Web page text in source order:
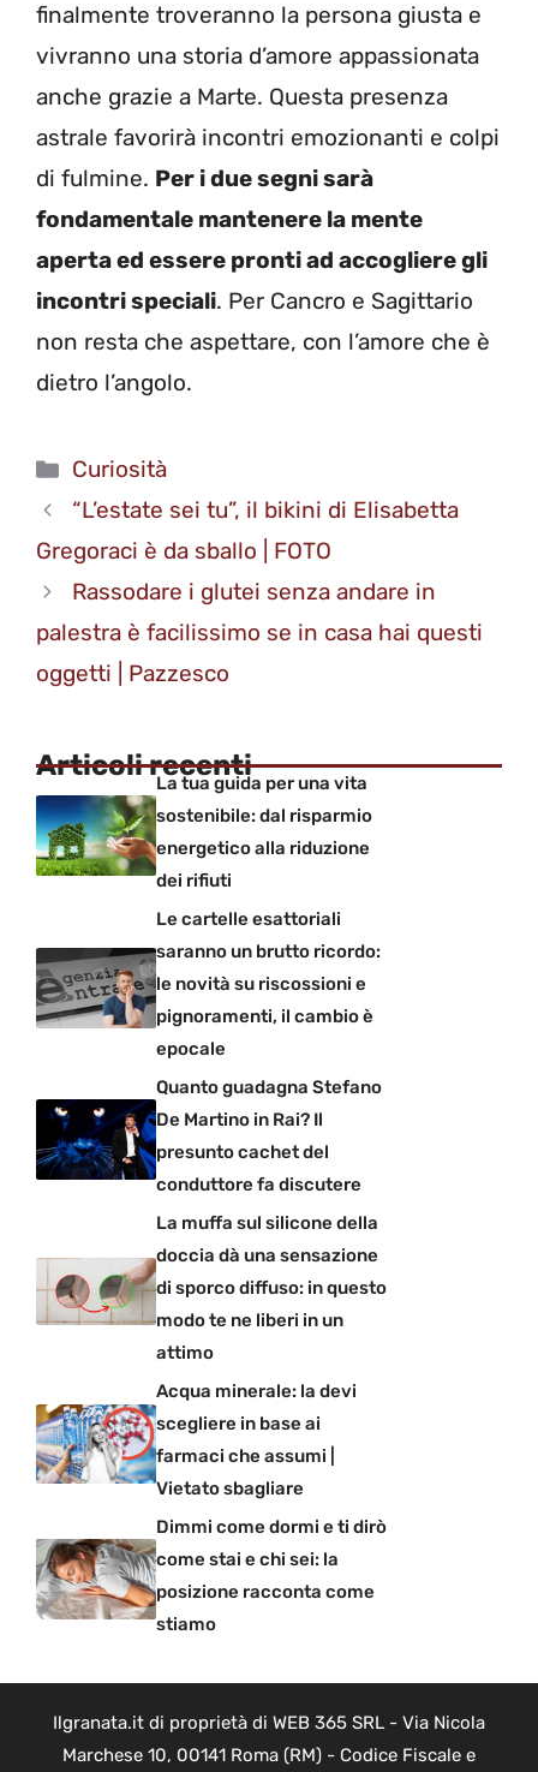
finalmente troveranno la persona giusta e
vivranno una storia d’amore appassionata
anche grazie a Marte. Questa presenza
astrale favorirà incontri emozionanti e colpi
di fulmine. Per i due segni sarà
fondamentale mantenere la mente
aperta ed essere pronti ad accogliere gli
incontri speciali. Per Cancro e Sagittario
non resta che aspettare, con l’amore che è
dietro l’angolo.
Categorie
Curiosità
“L’estate sei tu”, il bikini di Elisabetta
Gregoraci è da sballo | FOTO
Rassodare i glutei senza andare in
palestra è facilissimo se in casa hai questi
oggetti | Pazzesco
Articoli recenti
La tua guida per una vita
sostenibile: dal risparmio
energetico alla riduzione
dei rifiuti
Le cartelle esattoriali
saranno un brutto ricordo:
le novità su riscossioni e
pignoramenti, il cambio è
epocale
Quanto guadagna Stefano
De Martino in Rai? Il
presunto cachet del
conduttore fa discutere
La muffa sul silicone della
doccia dà una sensazione
di sporco diffuso: in questo
modo te ne liberi in un
attimo
Acqua minerale: la devi
scegliere in base ai
farmaci che assumi |
Vietato sbagliare
Dimmi come dormi e ti dirò
come stai e chi sei: la
posizione racconta come
stiamo
Ilgranata.it di proprietà di WEB 365 SRL - Via Nicola
Marchese 10, 00141 Roma (RM) - Codice Fiscale e